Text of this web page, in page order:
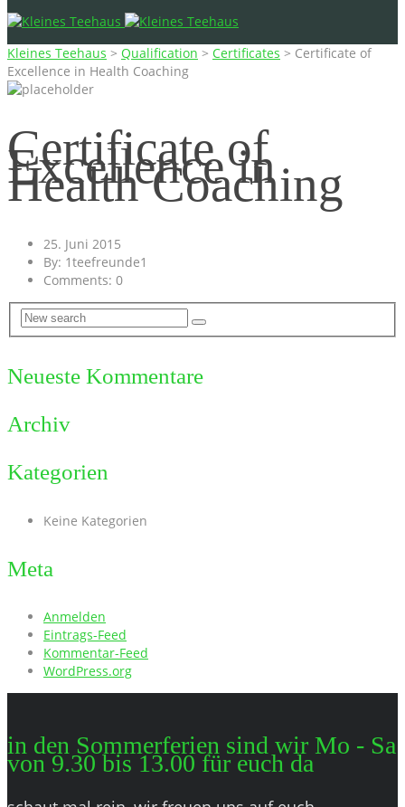
Kleines Teehaus > Qualification > Certificates > Certificate of
Excellence in Health Coaching
Certificate of
Excellence in
Health Coaching
25. Juni 2015
By: 1teefreunde1
Comments: 0
Neueste Kommentare
Archiv
Kategorien
Keine Kategorien
Meta
Anmelden
Eintrags-Feed
Kommentar-Feed
WordPress.org
in den Sommerferien sind wir Mo - Sa
von 9.30 bis 13.00 für euch da